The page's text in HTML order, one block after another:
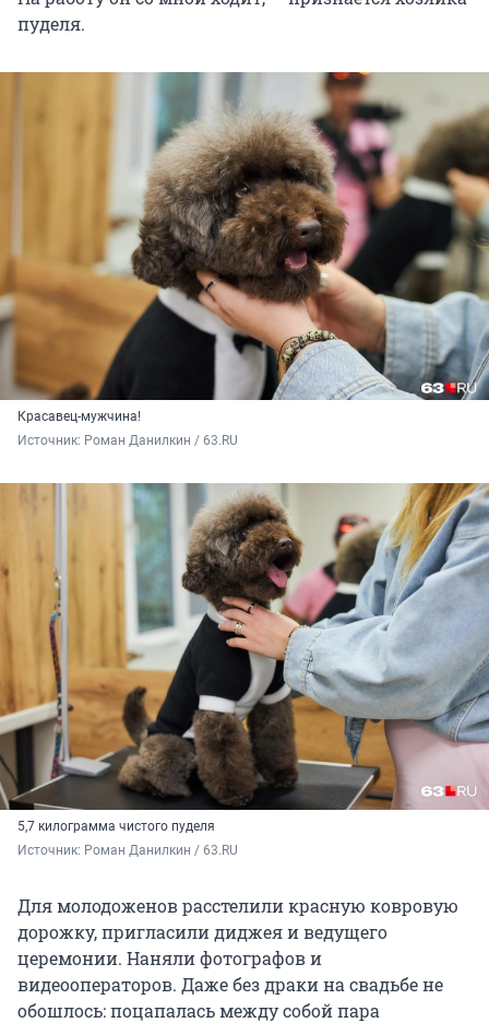
пуделя.
Красавец-мужчина!
Источник: Роман Данилкин / 63.RU
5,7 килограмма чистого пуделя
Источник: Роман Данилкин / 63.RU
Для молодоженов расстелили красную ковровую
дорожку, пригласили диджея и ведущего
церемонии. Наняли фотографов и
видеооператоров. Даже без драки на свадьбе не
обошлось: поцапалась между собой пара